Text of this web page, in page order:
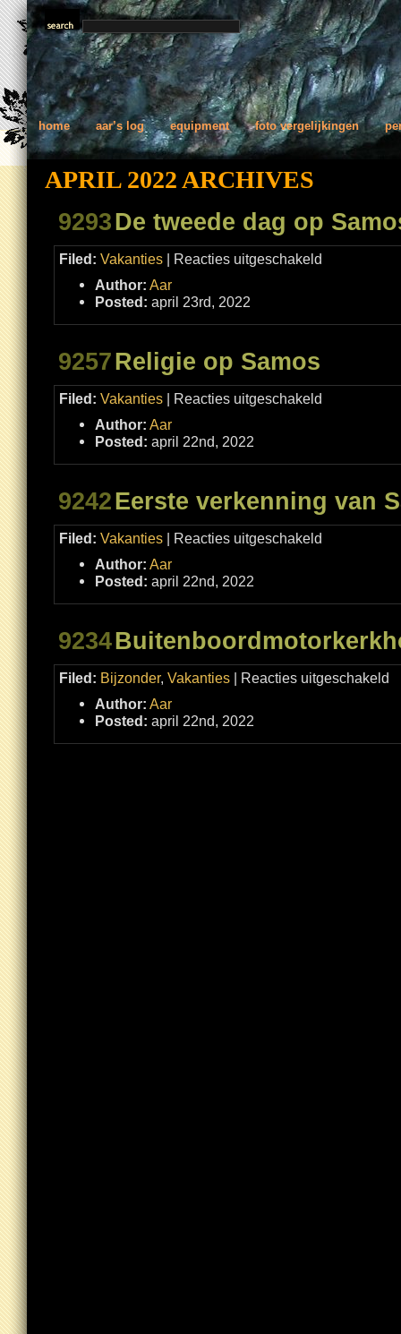
home aar’s log equipment foto vergelijkingen
APRIL 2022 ARCHIVES
9293De tweede dag op
Filed: Vakanties | Reacties uitgeschakeld
Author: Aar
Posted: april 23rd, 2022
9257Religie op Samos
Filed: Vakanties | Reacties uitgeschakeld
Author: Aar
Posted: april 22nd, 2022
9242Eerste verkenning van
Filed: Vakanties | Reacties uitgeschakeld
Author: Aar
Posted: april 22nd, 2022
9234
Filed: Bijzonder, Vakanties | Reacties uitgeschakeld
Author: Aar
Posted: april 22nd, 2022